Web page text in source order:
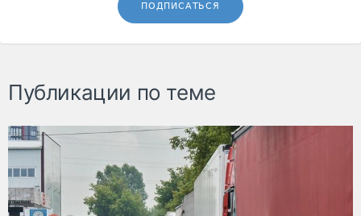
ПОДПИСАТЬСЯ
Публикации по теме